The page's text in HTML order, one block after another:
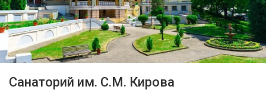
Санаторий им. С.М. Кирова